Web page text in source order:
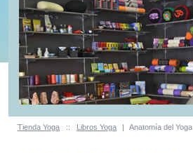
Tienda Yoga :: Libros Yoga | Anatomía del Yoga